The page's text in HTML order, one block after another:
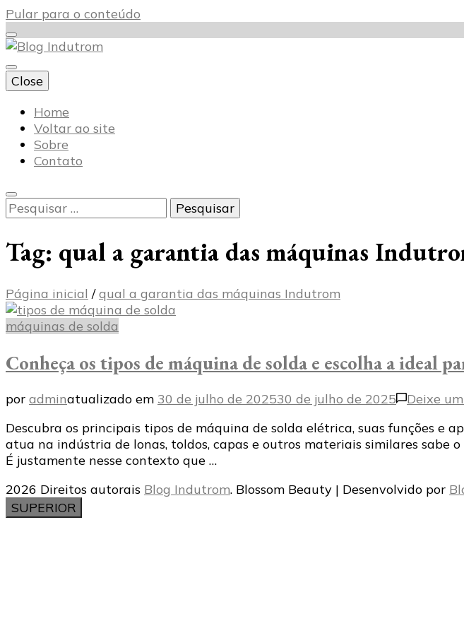
Pular para o conteúdo
Blog Indutrom
Close
Home
Voltar ao site
Sobre
Contato
Pesquisar
por:
Tag: qual a garantia das máquinas
Página inicial / qual a garantia das máquinas Indutrom
máquinas de solda
Conheça os tipos de máquina de solda e escolha a ideal
por adminatualizado em 30 de julho de 202530 de julho de 2025 Deixe
Descubra os principais tipos de máquina de solda elétrica, suas funções e
atua na indústria de lonas, toldos, capas e outros materiais similares
É justamente nesse contexto que …
2026 Direitos autorais Blog Indutrom. Blossom Beauty | Desenvolvido por
SUPERIOR